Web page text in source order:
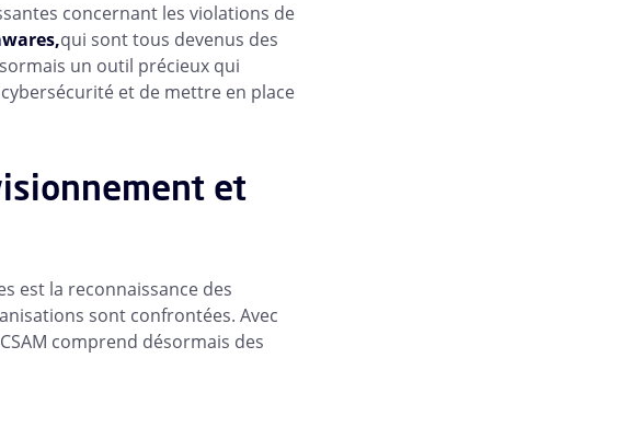
concernant les violations de
qui sont tous devenus des
un outil précieux qui
et de mettre en place
et
est la reconnaissance des
sont confrontées. Avec
comprend désormais des